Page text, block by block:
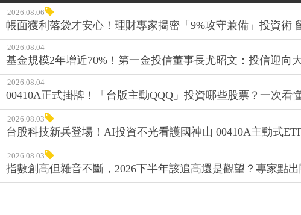
2026.08.06
帳面獲利落袋才安心！理財專家揭密「9%攻守兼備」投資術
2026.08.04
基金規模2年增近70%！第一金投信董事長尤昭文：投信迎向
2026.08.04
00410A正式掛牌！「台版主動QQQ」投資哪些股票？一次看
2026.08.03
台股科技新兵登場！AI投資不光看護國神山 00410A主動式
2026.08.03
指數創高但雜音不斷，2026下半年該追高還是觀望？專家點